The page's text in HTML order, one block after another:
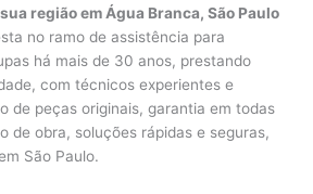
região em Água Branca, São Paulo
no ramo de assistência para
há mais de 30 anos, prestando
com técnicos experientes e
de peças originais, garantia em todas
de obra, soluções rápidas e seguras,
São Paulo.